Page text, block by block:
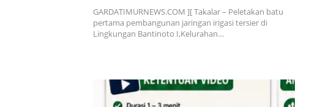
GARDATIMURNEWS.COM ][ Takalar – Peletakan batu
pertama pembangunan jaringan irigasi tersier di
Lingkungan Bantinoto I,Kelurahan…